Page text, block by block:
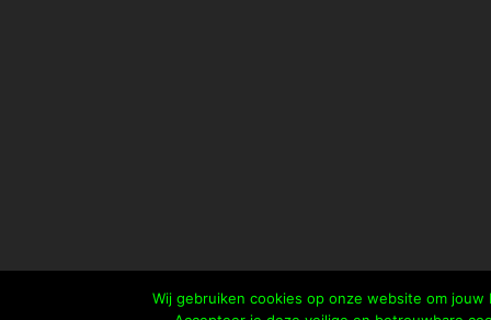
Wij gebruiken cookies op onze website om